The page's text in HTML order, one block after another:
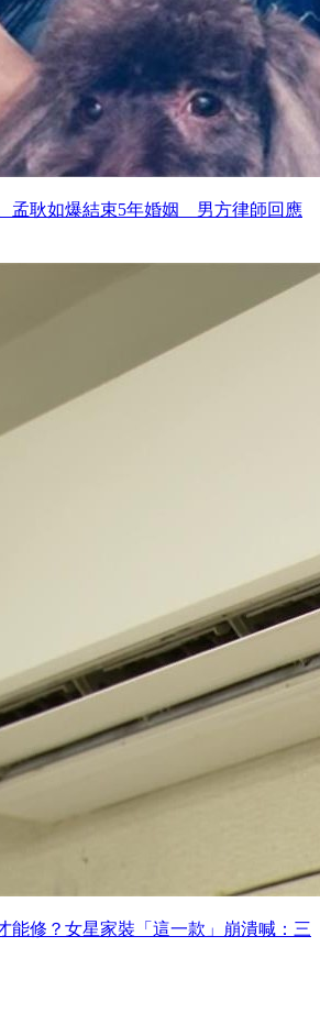
孟耿如爆結束5年婚姻 男方律師回應
能修？女星家裝「這一款」崩潰喊：三